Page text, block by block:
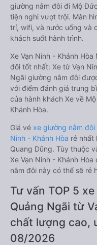
giường nằm đôi đi Mộ
tiện nghi vượt trội. Màn
trí, wifi, và nước uống và
khách suốt hành trình.
Xe Vạn Ninh - Khánh
đôi tốt nhất: Xe từ Vạn
Ngãi giường nằm đôi
với điểm đánh giá trung
của hành khách Xe về
Khánh Hòa.
Giá vé xe giường nằm
Ninh - Khánh Hòa rẻ nhất
Quang Dũng. Tùy thuộc
Xe Vạn Ninh - Khánh
nằm đôi này có thể sẽ rẻ
Tư vấn TOP 5
Quảng Ngãi từ
chất lượng cao,
08/2026